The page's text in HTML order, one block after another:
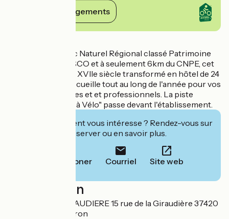
Voir ses engagements
Situé dans un Parc Naturel Régional classé Patrimoine
Mondial de l'UNESCO et à seulement 6km du CNPE, cet
élégant manoir du XVIIe siècle transformé en hôtel de 24
chambres vous accueille tout au long de l'année pour vos
séjours touristiques et et professionnels. La piste
cyclable "La Loire à Vélo" passe devant l'établissement.
Cet établissement vous intéresse ? Rendez-vous sur
leur site pour réserver ou en savoir plus.
Téléphoner Courriel Site web
Localisation
SEHG HOTELGIRAUDIERE 15 rue de la Giraudière 37420
Beaumont-en-Véron